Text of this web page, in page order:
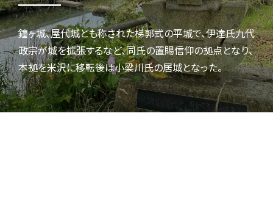
鐘ヶ城、屋代城とも称された梯郭式の平城で、伊達氏九代
政宗が城を拡張するなど、同氏の置賜信仰の拠点となり、
本拠を米沢に移転後は小梁川氏の居城となった。